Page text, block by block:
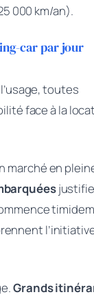
000 km/an).
car par jour
toutes
face à la
marché en
Grands